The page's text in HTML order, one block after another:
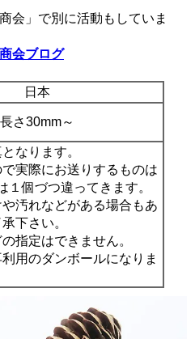
会」で別に活動もしていま
会ブログ
日本
長さ30mm～
なります。
実際にお送りするものは
１個づつ違ってきます。
汚れなどがある場合もあ
下さい。
指定はできません。
用のダンボールになりま